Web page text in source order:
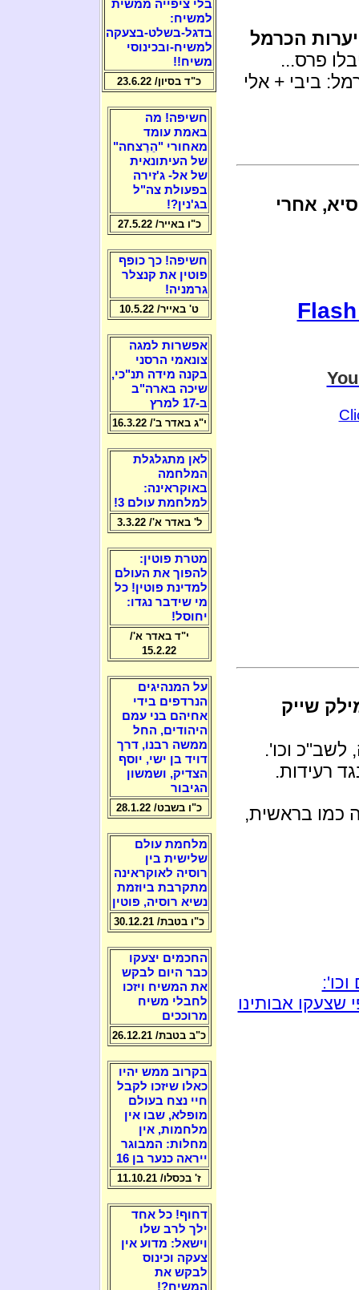
הכרמל
הם קיבלו פרס...
ביבי + אלי
אחרי
שייק
לשב"כ וכו'.
רעידות.
יהיה כמו בראשית,
אבותינו
בלי ציפייה ממשית
למשיח:
בדגל-בשלט-בצעקה
למשיח-ובכינוסי
משיח!!
כ"ד בסיון/ 23.6.22
חשיפה! מה
באמת עומד
מאחורי "הֵרַצחה"
של העיתונאית
של אל- ג'זירה
בפעולת צה"ל
בג'נין?!
כ"ו באייר/ 27.5.22
חשיפה! כך כופף
פוטין את קנצלר
גרמניה!
ט' באייר/ 10.5.22
אפשרות למגה
צונאמי הרסני
בקנה מידה תנ"כי,
שיכה בארה"ב
ב-17 למרץ
י"ג באדר ב'/ 16.3.22
לאן מתגלגלת
המלחמה
באוקראינה:
למלחמת עולם 3!
ל' באדר א'/ 3.3.22
מטרת פוטין:
להפוך את העולם
למדינת פוטין! כל
מי שידבר נגדו:
יחוסל!
י"ד באדר א'/
15.2.22
על המנהיגים
הנרדפים בידי
אחיהם בני עמם
היהודים, החל
ממשה רבנו, דרך
דויד בן ישי, יוסף
הצדיק, ושמשון
הגיבור
כ"ו בשבט/ 28.1.22
מלחמת עולם
שלישית בין
רוסיה לאוקראינה
מתקרבת ביוזמת
נשיא רוסיה, פוטין
כ"ו בטבת/ 30.12.21
החכמים יצעקו
כבר היום לבקש
את המשיח ויזכו
לחבלי משיח
מרוככים
כ"ב בטבת/ 26.12.21
בקרוב ממש יהיו
כאלו שיזכו לקבל
חיי נצח בעולם
מופלא, שבו אין
מלחמות, אין
מחלות: המבוגר
ייראה כנער בן 16
ז' בכסלו/ 11.10.21
דחוף! כל אחד
ילך לרב שלו
וישאל: מדוע אין
צעקה וכינוס
לבקש את
המשיח?!